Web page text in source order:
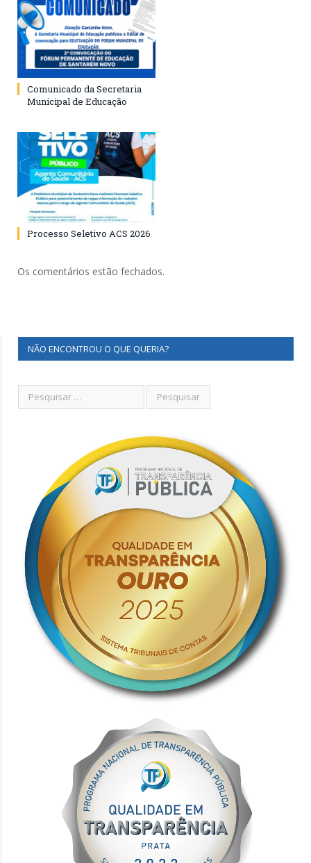
Comunicado da Secretaria
Municipal de Educação
Processo Seletivo ACS 2026
Os comentários estão fechados.
NÃO ENCONTROU O QUE QUERIA?